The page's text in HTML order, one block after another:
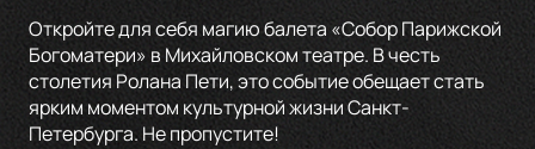
Откройте для себя магию балета «Собор Парижской
Богоматери» в Михайловском театре. В честь
столетия Ролана Пети, это событие обещает стать
ярким моментом культурной жизни Санкт-
Петербурга. Не пропустите!